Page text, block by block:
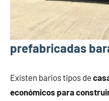
prefabricadas
Existen barios tipos de
económicos para